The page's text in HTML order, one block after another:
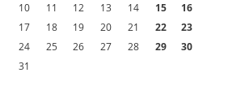
10
11 12 13 14 15
16
17
18 19 20 21 22
23
24
25 26 27 28 29
30
31